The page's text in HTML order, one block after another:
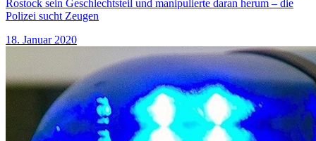
Rostock sein Geschlechtsteil und manipulierte daran herum – die
Polizei sucht Zeugen
18. Januar 2020